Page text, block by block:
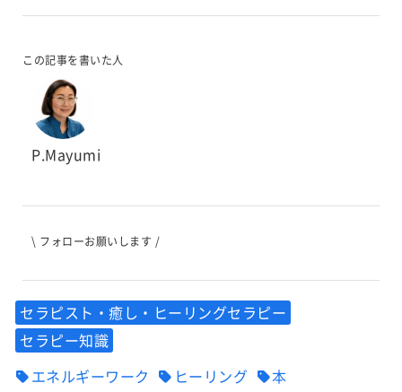
この記事を書いた人
P.Mayumi
\ フォローお願いします /
セラピスト・癒し・ヒーリングセラピー
セラピー知識
エネルギーワーク
ヒーリング 本